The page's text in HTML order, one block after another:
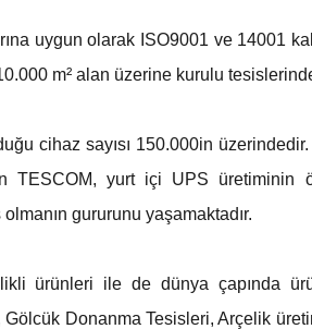
uygun olarak ISO9001 ve 14001
m² alan üzerine kurulu
cihaz sayısı 150.000in
TESCOM, yurt içi UPS üretiminin
gururunu yaşamaktadır.
ürünleri ile de dünya çapında
Donanma Tesisleri, Arçelik